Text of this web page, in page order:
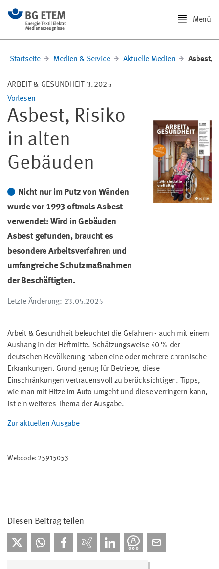
Menü
Startseite Medien & Service Aktuelle Medien Asbest,
ARBEIT & GESUNDHEIT 3.2025
Vorlesen
Asbest, Risiko
in alten
Gebäuden
Nicht nur im Putz von Wänden
wurde vor 1993 oftmals Asbest
verwendet: Wird in Gebäuden
Asbest gefunden, braucht es
besondere Arbeitsverfahren und
umfangreiche Schutzmaßnahmen
der Beschäftigten.
Letzte Änderung: 23.05.2025
Arbeit & Gesundheit beleuchtet die Gefahren - auch mit einem
Aushang in der Heftmitte. Schätzungsweise 40 % der
deutschen Bevölkerung haben eine oder mehrere chronische
Erkrankungen. Grund genug für Betriebe, diese
Einschränkungen vertrauensvoll zu berücksichtigen. Tipps,
wie man mit Hitze im Auto umgeht und diese verringern kann,
ist ein weiteres Thema der Ausgabe.
Zur aktuellen Ausgabe
Webcode: 25915053
Diesen Beitrag teilen